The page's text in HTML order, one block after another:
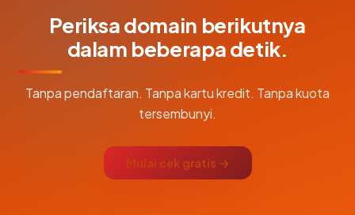
Periksa domain berikutnya
dalam beberapa detik.
Tanpa pendaftaran. Tanpa kartu kredit. Tanpa kuota
tersembunyi.
Mulai cek gratis →